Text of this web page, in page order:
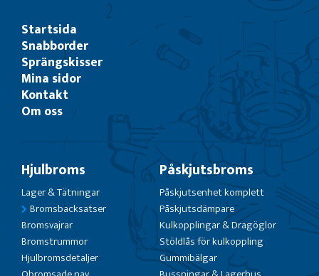
Startsida
Snabborder
Sprängskisser
Mina sidor
Kontakt
Om oss
Hjulbroms
Lager & Tätningar
Bromsbacksatser
Bromsvajrar
Bromstrummor
Hjulbromsdetaljer
Påskjutsbroms
Påskjutsenhet komplett
Påskjutsdämpare
Kulkopplingar & Dragöglor
Stöldlås för kulkoppling
Gummibälgar